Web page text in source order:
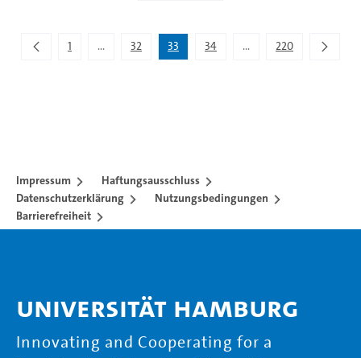
1 ...Zwischenseiten Navigieren mit TAB-Taste.
32 33 34 ...Zwischenseiten
220
Impressum
Haftungsausschluss
Datenschutzerklärung
Nutzungsbedingungen
Barrierefreiheit
Universität Hamburg
Innovating and Cooperating for a